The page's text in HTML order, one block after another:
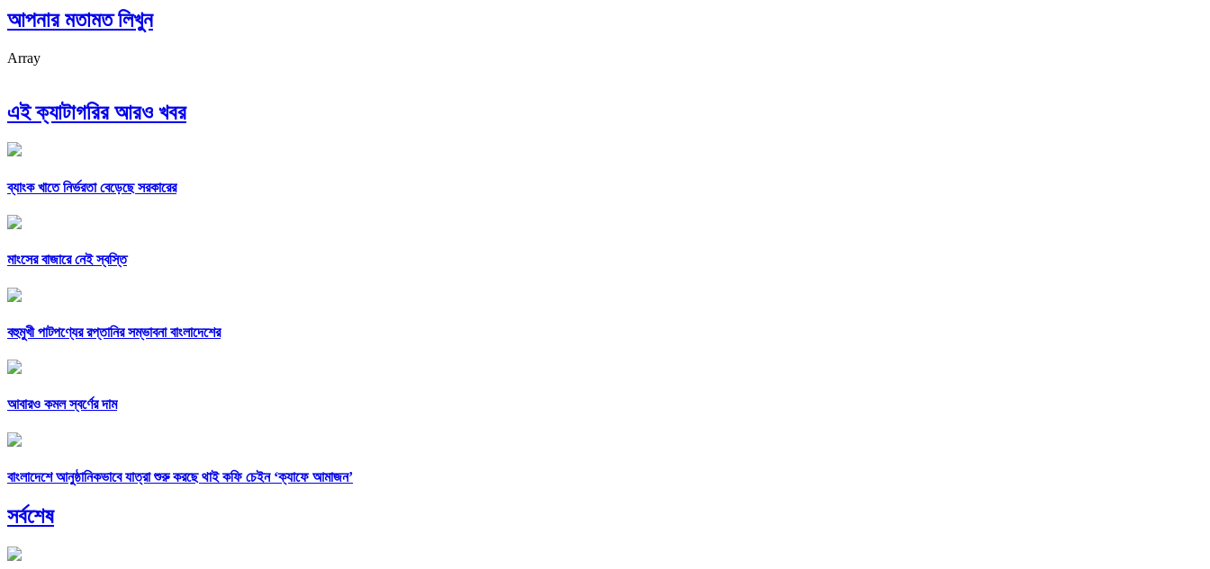
আপনার মতামত লিখুন
Array
এই ক্যাটাগরির আরও খবর
ব্যাংক খাতে নির্ভরতা বেড়েছে সরকারের
মাংসের বাজারে নেই স্বস্তি
বহুমুখী পাটপণ্যের রপ্তানির সম্ভাবনা বাংলাদেশের
আবারও কমল স্বর্ণের দাম
বাংলাদেশে আনুষ্ঠানিকভাবে যাত্রা শুরু করছে থাই কফি চেইন ‘ক্যাফে আমাজন’
সর্বশেষ